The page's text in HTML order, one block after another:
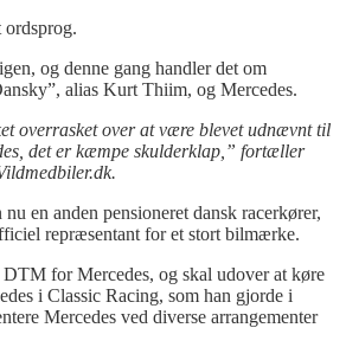
og denne gang handler det om
alias Kurt Thiim, og Mercedes.
overrasket over at være blevet udnævnt til
det er kæmpe skulderklap,” fortæller
.dk.
en anden pensioneret dansk racerkører,
repræsentant for et stort bilmærke.
for Mercedes, og skal udover at køre
i Classic Racing, som han gjorde i
Mercedes ved diverse arrangementer